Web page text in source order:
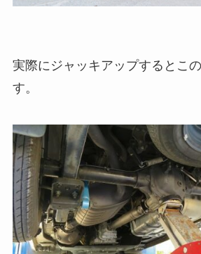
実際にジャッキアップするとこ
す。